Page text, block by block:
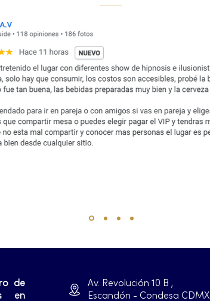
de
en
Av. Revolución 10 B ,
Escandón - Condesa CDMX